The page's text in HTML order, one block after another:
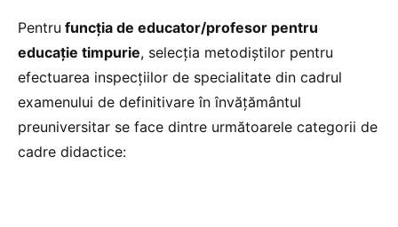
Pentru funcția de educator/profesor pentru
educație timpurie, selecția metodiștilor pentru
efectuarea inspecțiilor de specialitate din cadrul
examenului de definitivare în învăţământul
preuniversitar se face dintre următoarele categorii de
cadre didactice: